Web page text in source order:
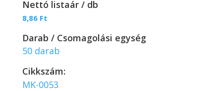
Nettó listaár / db
8,86 Ft
Darab / Csomagolási egység
50 darab
Cikkszám:
MK-0053